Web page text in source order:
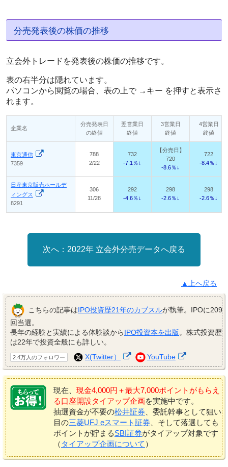
分売発表後の株価の推移
立会外トレードを発表後の株価の推移です。
表の右半分は隠れています。
パソコンから閲覧の場合、表の上で →キー を押すと表示さ
れます。
企業名
分売発表日
の終値
翌営業日
終値
3営業日
終値
4営業日
終値
東京通信
7359
788
2/22
732
-7.1％↓
【分売日】
720
-8.6％↓
722
-8.4％↓
日産東京販売ホールデ
ィングス
8291
306
11/28
292
-4.6％↓
298
-2.6％↓
298
-2.6％↓
2022年 立会外分売データへ戻る
▲上へ戻る
こちらの記事はIPO投資歴21年のカブスルが執筆。IPOに209
回当選。
長年の経験と実績による体験談からIPO投資本を出版。株式投資歴
は22年で投資全般にも詳しい。
2.4万人のフォロワー X(Twitter） YouTube
現在、 現金4,000円＋最大7,000ポイントがもらえ
る口座開設タイアップ企画を実施中です。
抽選資金が不要の松井証券 、委託幹事として狙い
目の三菱UFJ eスマート証券 、そして落選しても
ポイントが貯まるSBI証券がタイアップ対象です
（ タイアップ企画について ）